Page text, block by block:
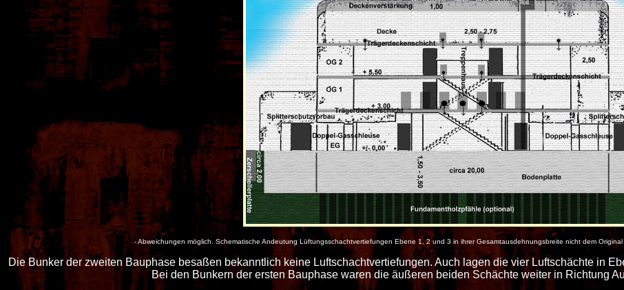
- Abweichungen möglich. Schematische Andeutung Lüftungsschachtvertiefungen Ebene 1, 2 und 3 in ihrer Gesamtausdehnungsbreite nicht dem
Die Bunker der zweiten Bauphase besaßen bekanntlich keine Luftschachtvertiefungen. Auch lagen die vier Luftschächte in
Bei den Bunkern der ersten Bauphase waren die äußeren beiden Schächte weiter in Richtung